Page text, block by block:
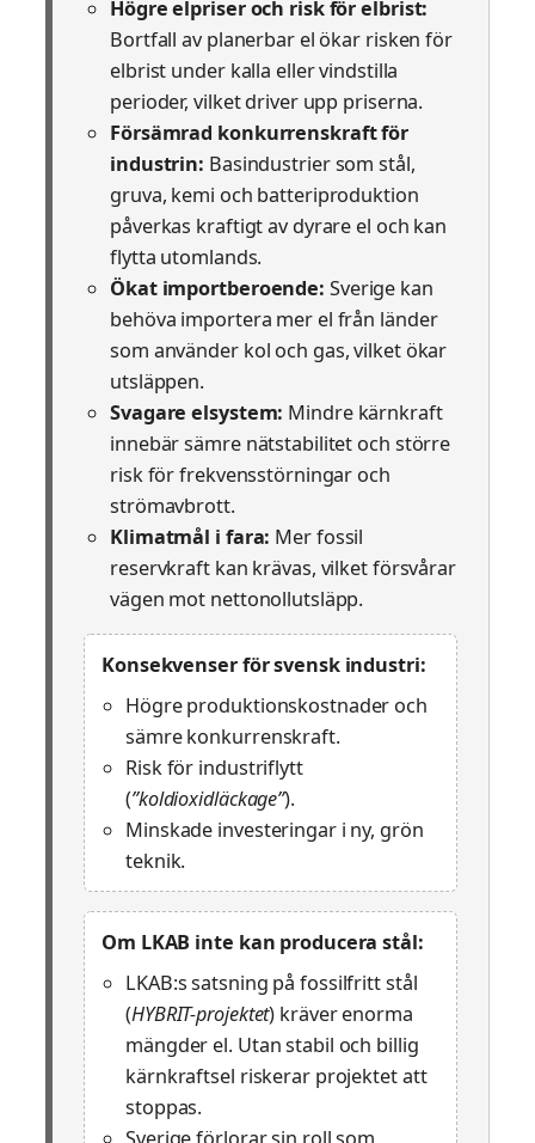
Högre elpriser och risk för elbrist:
Bortfall av planerbar el ökar risken för
elbrist under kalla eller vindstilla
perioder, vilket driver upp priserna.
Försämrad konkurrenskraft för
industrin: Basindustrier som stål,
gruva, kemi och batteriproduktion
påverkas kraftigt av dyrare el och kan
flytta utomlands.
Ökat importberoende: Sverige kan
behöva importera mer el från länder
som använder kol och gas, vilket ökar
utsläppen.
Svagare elsystem: Mindre kärnkraft
innebär sämre nätstabilitet och större
risk för frekvensstörningar och
strömavbrott.
Klimatmål i fara: Mer fossil
reservkraft kan krävas, vilket försvårar
vägen mot nettonollutsläpp.
Konsekvenser för svensk industri:
Högre produktionskostnader och
sämre konkurrenskraft.
Risk för industriflytt
(”koldioxidläckage”).
Minskade investeringar i ny, grön
teknik.
Om LKAB inte kan producera stål:
LKAB:s satsning på fossilfritt stål
(HYBRIT-projektet) kräver enorma
mängder el. Utan stabil och billig
kärnkrafts­el riskerar projektet att
stoppas.